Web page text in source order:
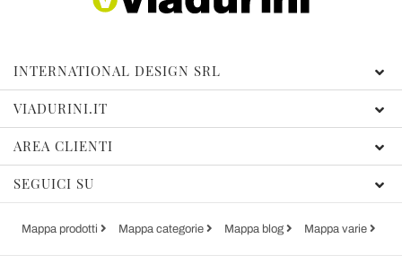
INTERNATIONAL DESIGN SRL
VIADURINI.IT
AREA CLIENTI
SEGUICI SU
Mappa prodotti Mappa categorie Mappa blog Mappa varie